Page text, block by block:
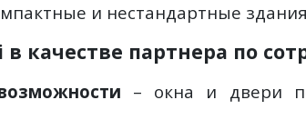
и нестандартные
качестве партнера по
– окна и двери